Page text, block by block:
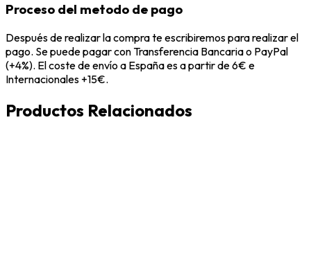
Proceso del metodo de pago
Después de realizar la compra te escribiremos para realizar el
pago. Se puede pagar con Transferencia Bancaria o PayPal
(+4%). El coste de envío a España es a partir de 6€ e
Internacionales +15€.
Productos Relacionados